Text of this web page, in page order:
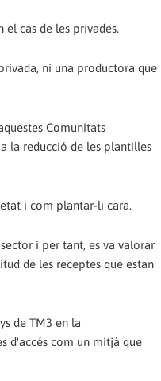
cas de les privades.
ni una productora que
Comunitats
la reducció de les plantilles
i com plantar-li cara.
i per tant, es va valorar
de les receptes que estan
de TM3 en la
d'accés com un mitjà que